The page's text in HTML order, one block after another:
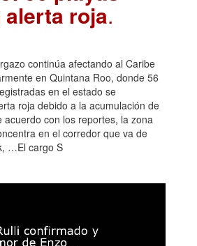
roja.
continúa afectando al Caribe
en Quintana Roo, donde 56
en el estado se
roja debido a la acumulación de
con los reportes, la zona
en el corredor que va de
…El cargo S